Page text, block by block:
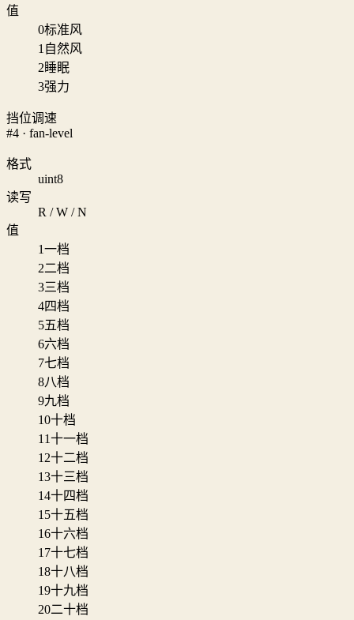
值
0标准风
1 自然风
2睡眠
3强力
挡位调速
#4 · fan-level
格式
uint8
读写
R / W / N
值
1一档
2二档
3三档
4四档
5五档
6六档
7七档
8八档
9九档
10十档
11十一档
12十二档
13十三档
14十四档
15十五档
16十六档
17十七档
18十八档
19十九档
20二十档